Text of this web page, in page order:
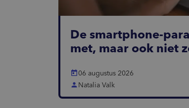
De smartphone-
met, maar ook niet
today06 augustus 2026
person Natalia Valk